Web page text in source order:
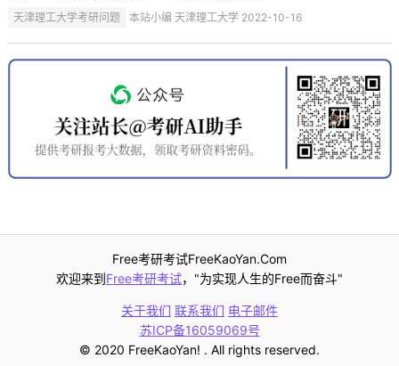
天津理工大学考研问题 本站小编 天津理工大学 2022-10-16
Free考研考试FreeKaoYan.Com
欢迎来到Free考研考试，"为实现人生的Free而奋斗"
关于我们 联系我们 电子邮件
苏ICP备16059069号
© 2020 FreeKaoYan! . All rights reserved.